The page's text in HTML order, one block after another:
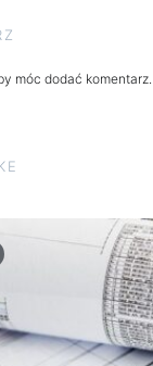
móc dodać komentarz.